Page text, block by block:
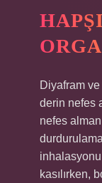
Diyafram
derin nefes
nefes
inhalasyonu
kasılırken,